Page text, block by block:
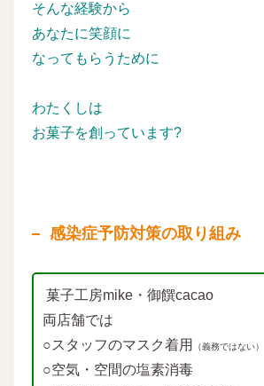
そんな経験から
あなたに笑顔に
なってもらうために
わたくしは
お菓子を創っています?
感染症予防対策の取り組み
菓子工房mike・御饌cacao
両店舗では
○スタッフのマスク着用
（義務ではない）
○空気・空間の塩素消毒